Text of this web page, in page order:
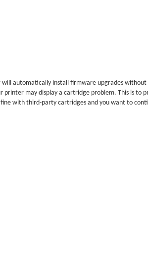
automatically install firmware upgrades
may display a cartridge problem. This is to
with third-party cartridges and you want to